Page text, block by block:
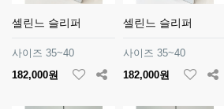
셀린느 슬리퍼
사이즈 35~40
182,000원
셀린느 슬리퍼
사이즈 35~40
182,000원